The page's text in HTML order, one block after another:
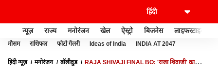
न्यूज़ राज्य मनोरंजन खेल ऐस्ट्रो बिजनेस लाइफस्टाइल
मौसम राशिफल फोटो गैलरी Ideas of India INDIA AT 2047
हिंदी न्यूज़ मनोरंजन बॉलीवुड
RAJA SHIVAJI FINAL BO: 'राजा शिवाजी' का